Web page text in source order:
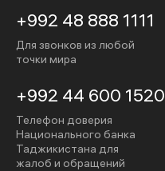
+992 48 888 1111
Для звонков из любой
точки мира
+992 44 600 1520
Телефон доверия
Национального банка
Таджикистана для
жалоб и обращений